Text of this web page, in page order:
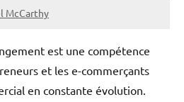
McCarthy
est une compétence
et les e-commerçants
en constante évolution.